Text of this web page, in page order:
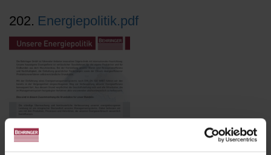
202. Energiepolitik.pdf